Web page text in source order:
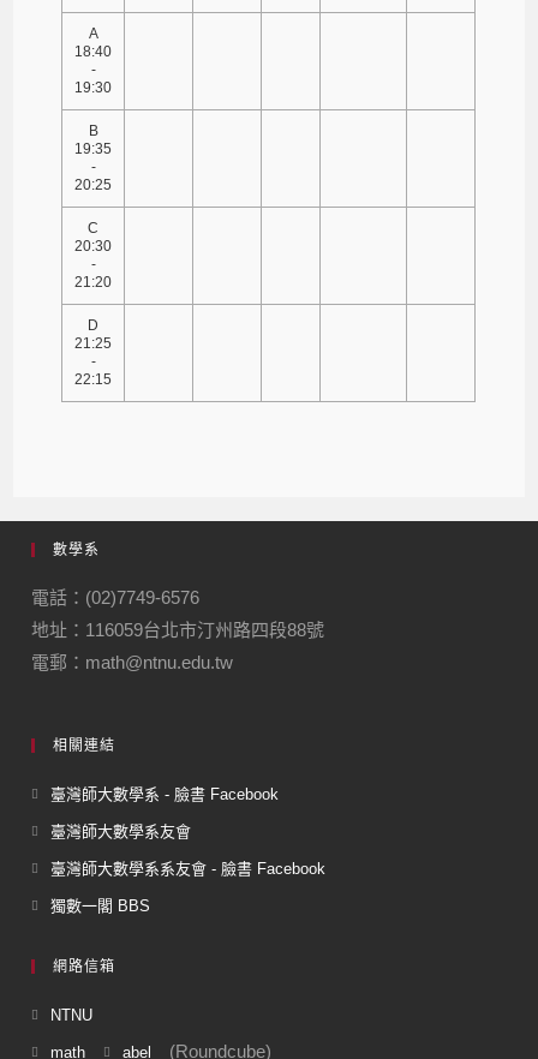
A
18:40
-
19:30
B
19:35
-
20:25
C
20:30
-
21:20
D
21:25
-
22:15
數學系
電話：(02)7749-6576
地址：116059台北市汀州路四段88號
電郵：math@ntnu.edu.tw
相關連結
臺灣師大數學系 - 臉書 Facebook
臺灣師大數學系友會
臺灣師大數學系系友會 - 臉書 Facebook
獨數一閣 BBS
網路信箱
NTNU
math abel (Roundcube)